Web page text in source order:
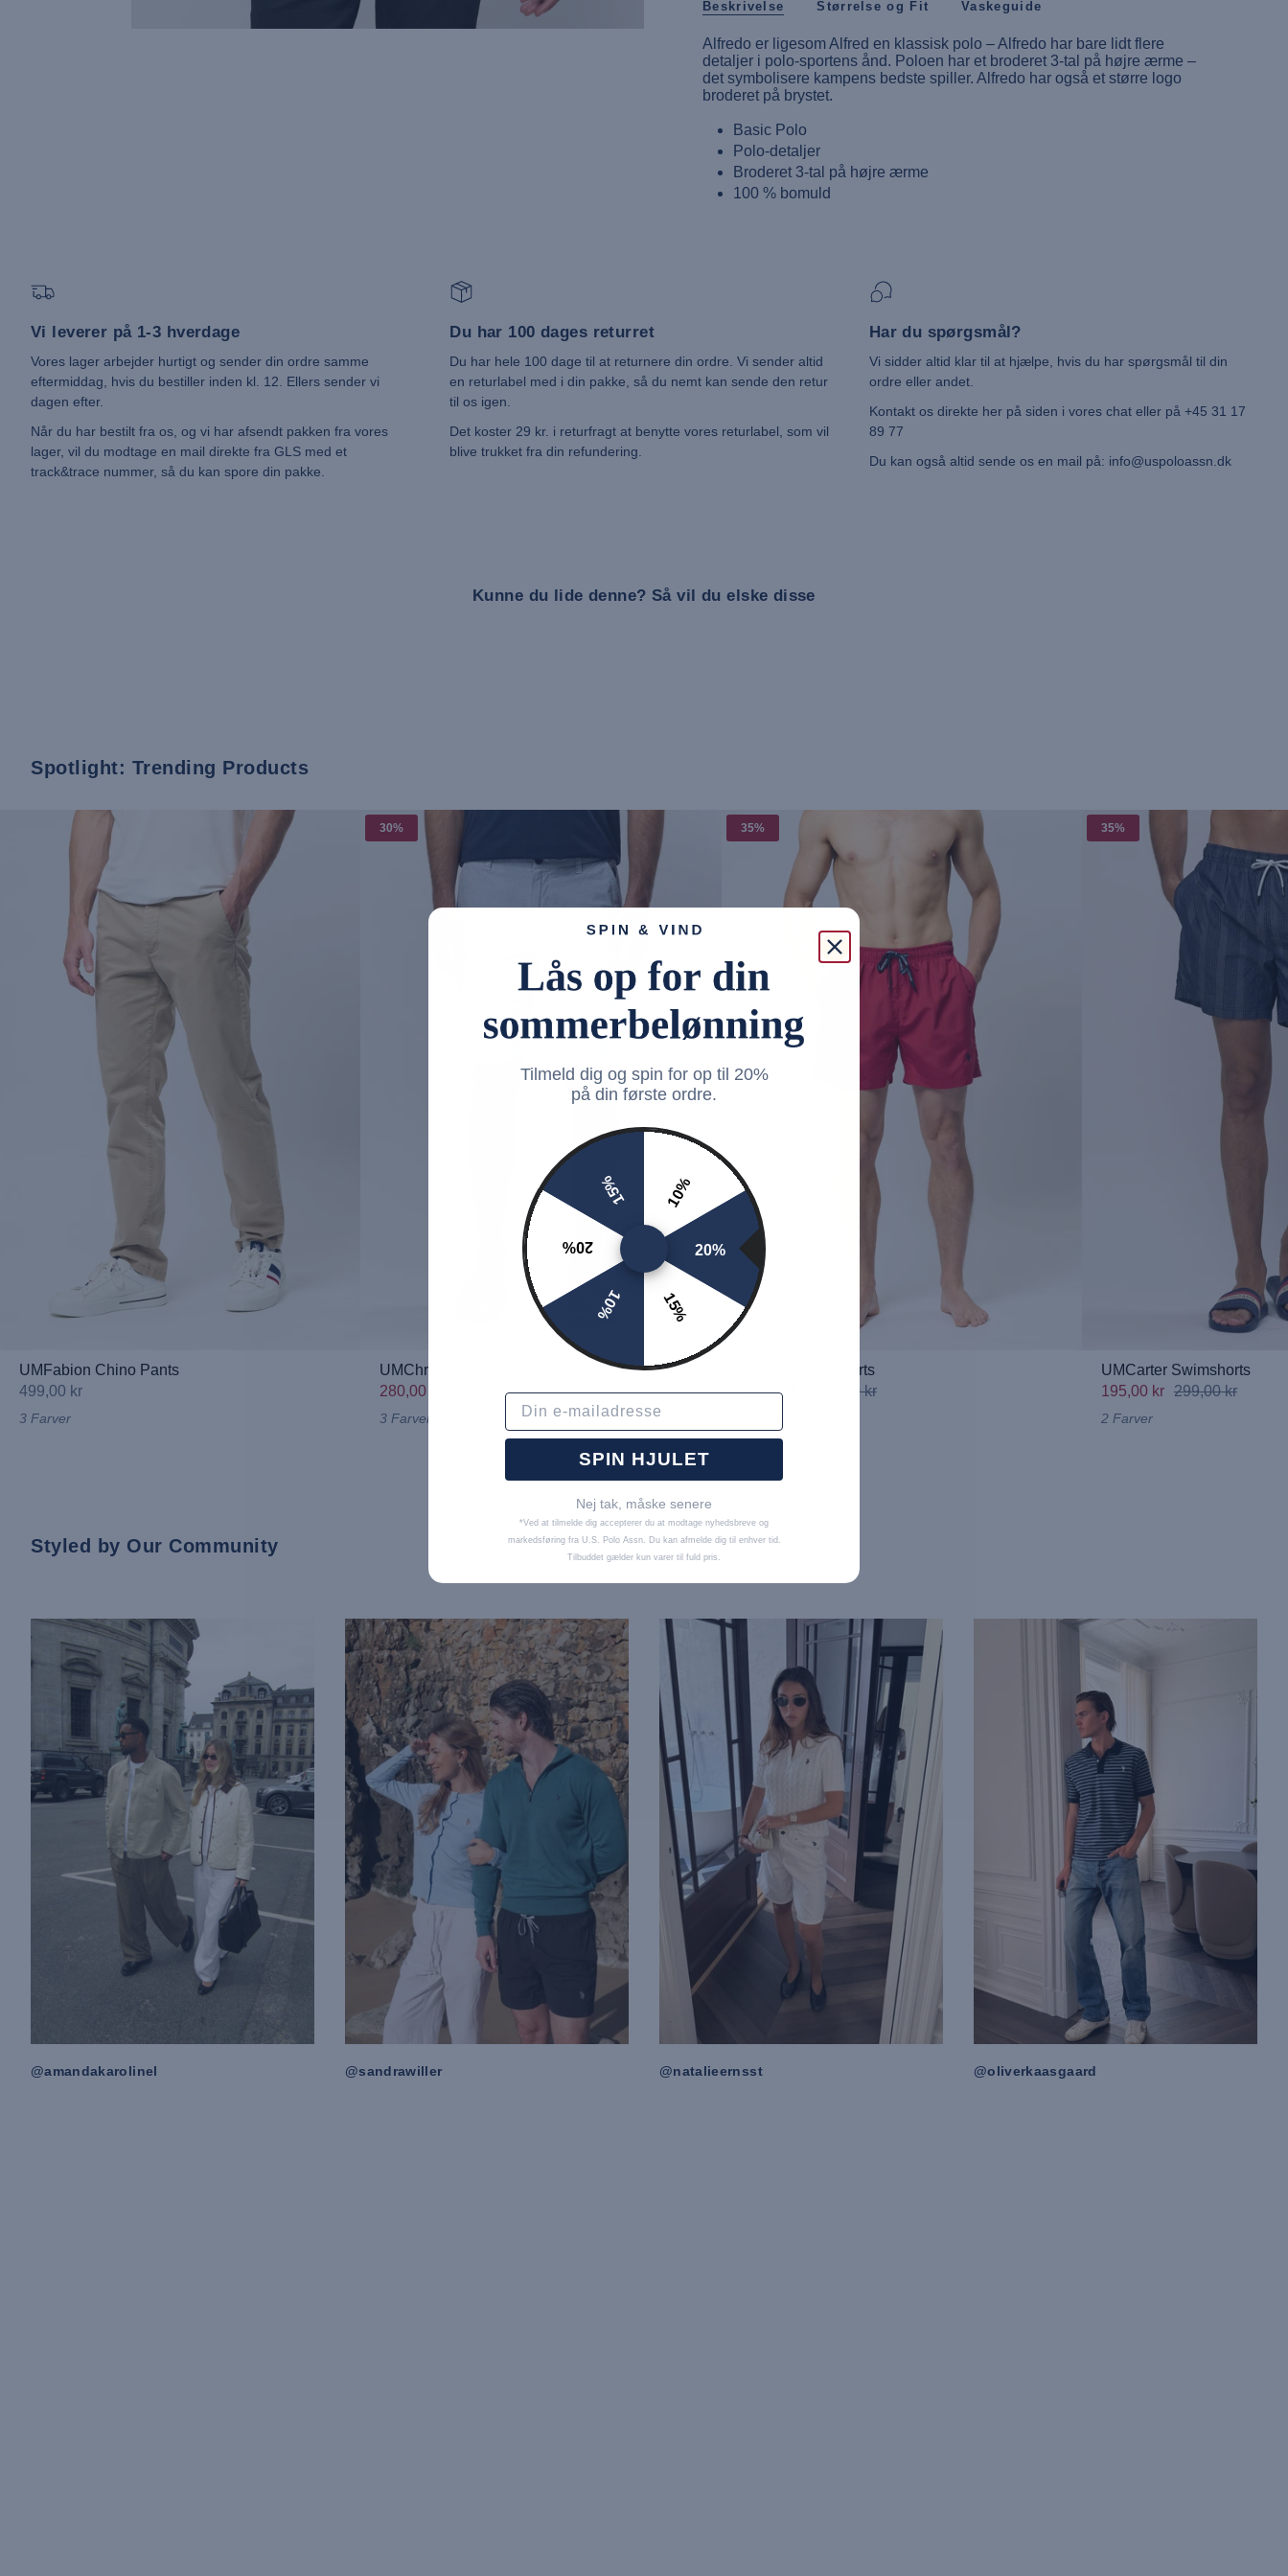
Beskrivelse Størrelse og Fit Vaskeguide
Alfredo er ligesom Alfred en klassisk polo – Alfredo har bare lidt flere
detaljer i polo-sportens ånd. Poloen har et broderet 3-tal på højre ærme –
det symbolisere kampens bedste spiller. Alfredo har også et større logo
broderet på brystet.
Basic Polo
Polo-detaljer
Broderet 3-tal på højre ærme
100 % bomuld
Vi leverer på 1-3 hverdage
Vores lager arbejder hurtigt og sender din ordre samme
eftermiddag, hvis du bestiller inden kl. 12. Ellers sender vi
dagen efter.
Når du har bestilt fra os, og vi har afsendt pakken fra vores
lager, vil du modtage en mail direkte fra GLS med et
track&trace nummer, så du kan spore din pakke.
Du har 100 dages returret
Du har hele 100 dage til at returnere din ordre. Vi sender altid
en returlabel med i din pakke, så du nemt kan sende den retur
til os igen.
Det koster 29 kr. i returfragt at benytte vores returlabel, som vil
blive trukket fra din refundering.
Har du spørgsmål?
Vi sidder altid klar til at hjælpe, hvis du har spørgsmål til din
ordre eller andet.
Kontakt os direkte her på siden i vores chat eller på +45 31 17
89 77
Du kan også altid sende os en mail på: info@uspoloassn.dk
Kunne du lide denne? Så vil du elske disse
Spotlight: Trending Products
UMFabion Chino Pants
499,00 kr
3 Farver
30%
UMChris Striped Shorts
280,00 kr
399,00 kr
3 Farver
35%
UMAza Swimshorts
162,00 kr
249,00 kr
35%
UMCarter Swimshorts
195,00 kr 299,00 kr
2 Farver
Styled by Our Community
@amandakarolinel @sandrawiller @natalieernsst @oliverkaasgaard
Tilmeld dig og spin for op til 20%
på din første ordre.
10%
20%
15%
10%
20%
15%
Email
SPIN HJULET
Nej tak, måske senere
*Ved at tilmelde dig accepterer du at modtage nyhedsbreve og
markedsføring fra U.S. Polo Assn. Du kan afmelde dig til enhver tid.
Tilbuddet gælder kun varer til fuld pris.